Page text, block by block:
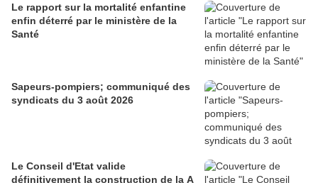
Le rapport sur la mortalité enfantine
enfin déterré par le ministère de la
Santé
Sapeurs-pompiers; communiqué des
syndicats du 3 août 2026
Le Conseil d'Etat valide
définitivement la construction de la A